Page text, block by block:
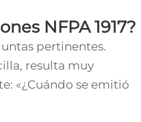
NFPA 1917?
pertinentes.
resulta muy
«¿Cuándo se emitió